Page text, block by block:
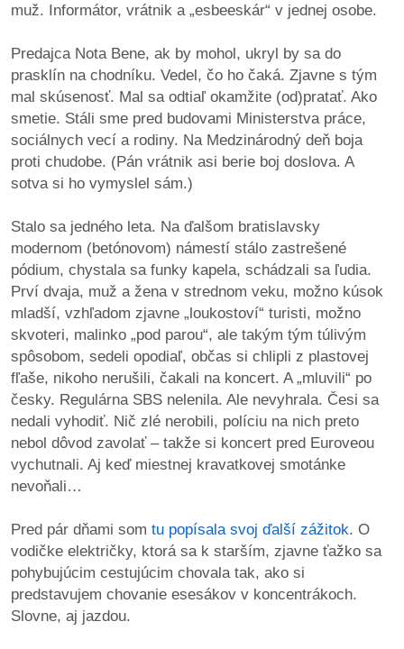
videá
vychádzky
/
knihy
/
výstavy
o
podpora
podporili
muž. Informátor, vrátnik a „esbeeskár“ v jednej osobe.
Predajca Nota Bene, ak by mohol, ukryl by sa do
prasklín na chodníku. Vedel, čo ho čaká. Zjavne s tým
mal skúsenosť. Mal sa odtiaľ okamžite (od)pratať. Ako
smetie. Stáli sme pred budovami Ministerstva práce,
sociálnych vecí a rodiny. Na Medzinárodný deň boja
proti chudobe. (Pán vrátnik asi berie boj doslova. A
sotva si ho vymyslel sám.)
Stalo sa jedného leta. Na ďalšom bratislavsky
modernom (betónovom) námestí stálo zastrešené
pódium, chystala sa funky kapela, schádzali sa ľudia.
Prví dvaja, muž a žena v strednom veku, možno kúsok
mladší, vzhľadom zjavne „loukostoví“ turisti, možno
skvoteri, malinko „pod parou“, ale takým tým túlivým
spôsobom, sedeli opodiaľ, občas si chlipli z plastovej
fľaše, nikoho nerušili, čakali na koncert. A „mluvili“ po
česky. Regulárna SBS nelenila. Ale nevyhrala. Česi sa
nedali vyhodiť. Nič zlé nerobili, políciu na nich preto
nebol dôvod zavolať – takže si koncert pred Euroveou
vychutnali. Aj keď miestnej kravatkovej smotánke
nevoňali…
Pred pár dňami som tu popísala svoj ďalší zážitok. O
vodičke električky, ktorá sa k starším, zjavne ťažko sa
pohybujúcim cestujúcim chovala tak, ako si
predstavujem chovanie esesákov v koncentrákoch.
Slovne, aj jazdou.